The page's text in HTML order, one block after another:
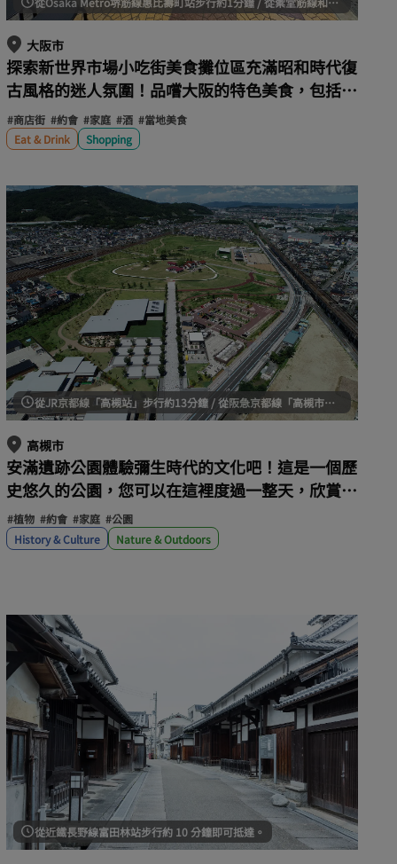
大阪市
探索新世界市場小吃街美食攤位區充滿昭和時代復
古風格的迷人氛圍！品嚐大阪的特色美食，包括炸
丸子和炒麵。
#商店街 #約會 #家庭 #酒 #當地美食
Eat & Drink
Shopping
從JR京都線「高槻站」步行約13分鐘 / 從阪急京都線「高槻市站」步行約10分鐘
高槻市
安滿遺跡公園體驗彌生時代的文化吧！這是一個歷
史悠久的公園，您可以在這裡度過一整天，欣賞燈
光秀，玩遊樂場設施。
#植物 #約會 #家庭 #公園
History & Culture
Nature & Outdoors
從近鐵長野線富田林站步行約 10 分鐘即可抵達。